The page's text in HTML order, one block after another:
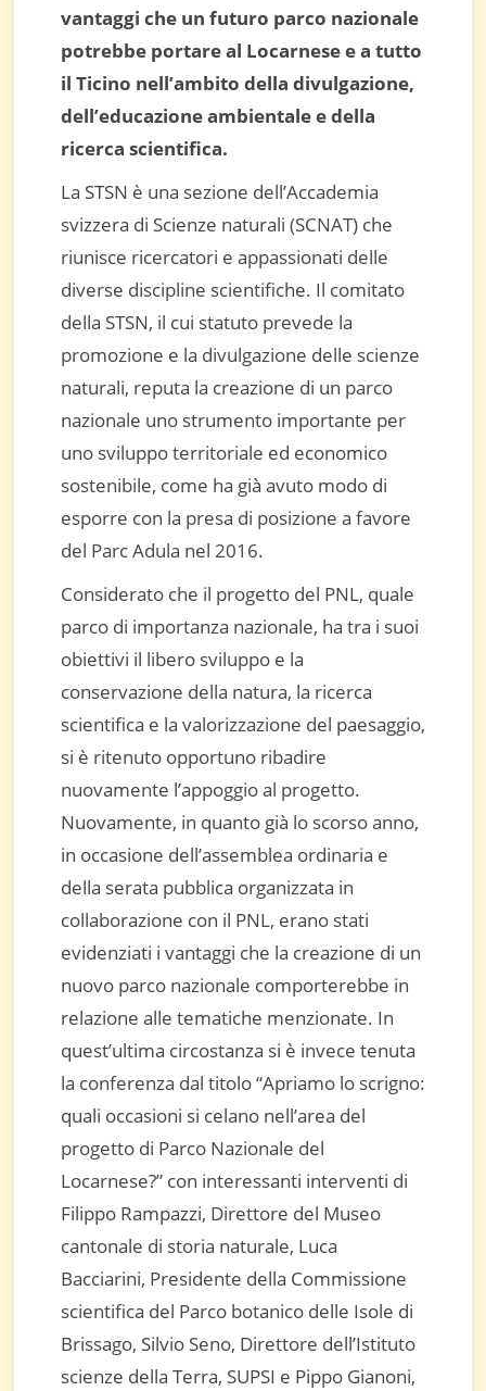
vantaggi che un futuro parco nazionale
potrebbe portare al Locarnese e a tutto
il Ticino nell’ambito della divulgazione,
dell’educazione ambientale e della
ricerca scientifica.
La STSN è una sezione dell’Accademia
svizzera di Scienze naturali (SCNAT) che
riunisce ricercatori e appassionati delle
diverse discipline scientifiche. Il comitato
della STSN, il cui statuto prevede la
promozione e la divulgazione delle scienze
naturali, reputa la creazione di un parco
nazionale uno strumento importante per
uno sviluppo territoriale ed economico
sostenibile, come ha già avuto modo di
esporre con la presa di posizione a favore
del Parc Adula nel 2016.
Considerato che il progetto del PNL, quale
parco di importanza nazionale, ha tra i suoi
obiettivi il libero sviluppo e la
conservazione della natura, la ricerca
scientifica e la valorizzazione del paesaggio,
si è ritenuto opportuno ribadire
nuovamente l’appoggio al progetto.
Nuovamente, in quanto già lo scorso anno,
in occasione dell’assemblea ordinaria e
della serata pubblica organizzata in
collaborazione con il PNL, erano stati
evidenziati i vantaggi che la creazione di un
nuovo parco nazionale comporterebbe in
relazione alle tematiche menzionate. In
quest’ultima circostanza si è invece tenuta
la conferenza dal titolo “Apriamo lo scrigno:
quali occasioni si celano nell’area del
progetto di Parco Nazionale del
Locarnese?” con interessanti interventi di
Filippo Rampazzi, Direttore del Museo
cantonale di storia naturale, Luca
Bacciarini, Presidente della Commissione
scientifica del Parco botanico delle Isole di
Brissago, Silvio Seno, Direttore dell’Istituto
scienze della Terra, SUPSI e Pippo Gianoni,